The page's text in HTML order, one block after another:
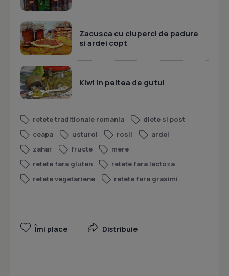
Zacusca cu ciuperci de padure
si ardei copt
Kiwi in peltea de gutui
retete traditionale romania
diete si post
ceapa
usturoi rosii
ardei
zahar
fructe
mere
retete fara gluten
retete fara lactoza
retete vegetariene
retete fara grasimi
Îmi place Distribuie